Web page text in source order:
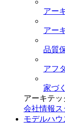
アー
アー
品質
アフ
家づ
アーキテ
会社情報
モデルハウ